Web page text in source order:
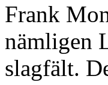
Frank
nämligen
slagfält.